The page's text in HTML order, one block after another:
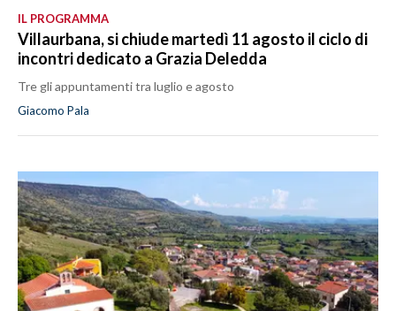
IL PROGRAMMA
Villaurbana, si chiude martedì 11 agosto il ciclo di
incontri dedicato a Grazia Deledda
Tre gli appuntamenti tra luglio e agosto
Giacomo Pala